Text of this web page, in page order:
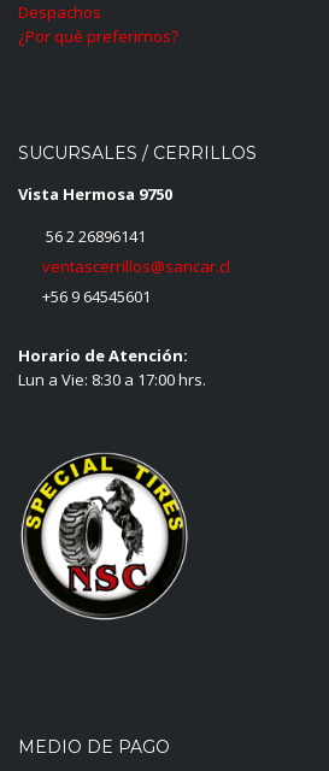
Despachos
¿Por qué preferirnos?
SUCURSALES / CERRILLOS
Vista Hermosa 9750
56 2 26896141
ventascerrillos@sancar.cl
+56 9 64545601
Horario de Atención:
Lun a Vie: 8:30 a 17:00 hrs.
MEDIO DE PAGO